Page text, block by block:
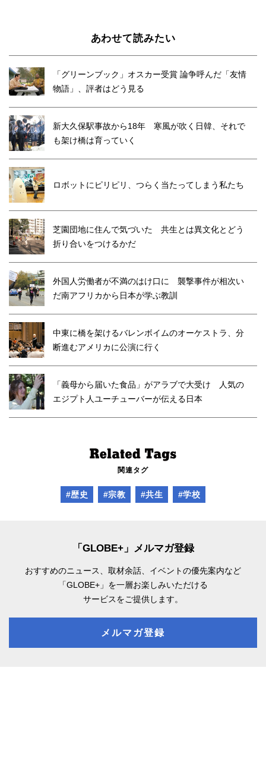
あわせて読みたい
「グリーンブック」オスカー受賞 論争呼んだ「友情
物語」、評者はどう見る
新大久保駅事故から18年 寒風が吹く日韓、それで
も架け橋は育っていく
ロボットにピリピリ、つらく当たってしまう私たち
芝園団地に住んで気づいた 共生とは異文化とどう
折り合いをつけるかだ
外国人労働者が不満のはけ口に 襲撃事件が相次い
だ南アフリカから日本が学ぶ教訓
中東に橋を架けるバレンボイムのオーケストラ、分
断進むアメリカに公演に行く
「義母から届いた食品」がアラブで大受け 人気の
エジプト人ユーチューバーが伝える日本
関連タグ
#歴史 #宗教 #共生 #学校
「GLOBE+」メルマガ登録
おすすめのニュース、取材余話、 イベントの優先案内など
「GLOBE+」を一層お楽しみいただける
サービスをご提供します。
メルマガ登録